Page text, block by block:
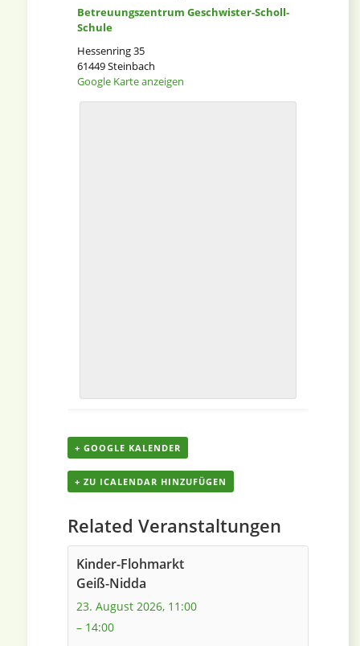
Betreuungszentrum Geschwister-Scholl-
Schule
Hessenring 35
61449Steinbach
Google Karte anzeigen
+ GOOGLE KALENDER
+ ZU ICALENDAR HINZUFÜGEN
Related Veranstaltungen
Kinder-Flohmarkt
Geiß-Nidda
23. August 2026, 11:00
– 14:00